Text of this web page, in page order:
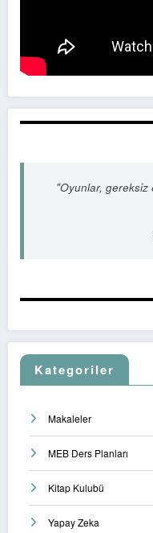
"Oyunlar,
Kategoriler
Makaleler
MEB Ders Planları
Kitap Kulubü
Yapay Zeka